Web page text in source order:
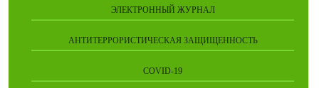
ЭЛЕКТРОННЫЙ ЖУРНАЛ
АНТИТЕРРОРИСТИЧЕСКАЯ ЗАЩИЩЕННОСТЬ
COVID-19